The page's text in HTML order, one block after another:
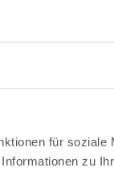
für soziale
zu